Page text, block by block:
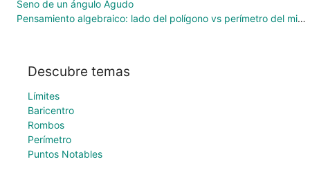
Seno de un ángulo Agudo
Pensamiento algebraico: lado del polígono vs perímetro del mismo
Descubre temas
Límites
Baricentro
Rombos
Perímetro
Puntos Notables